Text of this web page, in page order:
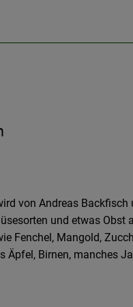
von Andreas
und etwas Obst
Fenchel, Mangold,
Äpfel, Birnen,